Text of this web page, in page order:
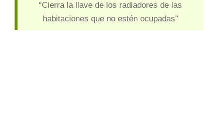
“Cierra la llave de los radiadores de las
habitaciones que no estén ocupadas”